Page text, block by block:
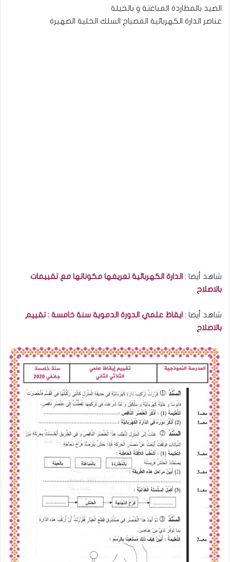
الصيد بالمطاردة المباغتة و بالحيلة
عناصر الدارة الكهربائية المصباح السلك الخلية الصهيرة
شاهد أيضا : الدارة الكهربائية تعريفها مكوناتها مع تقييمات
بالاصلاح
شاهد أيضا : ايقاظ علمي الدورة الدموية سنة خامسة : تقييم
بالاصلاح